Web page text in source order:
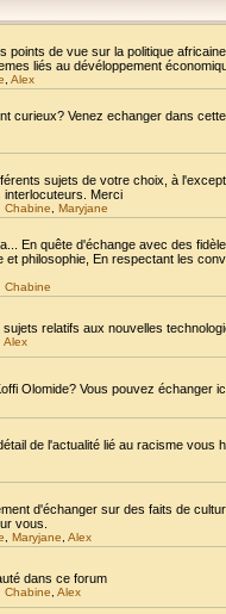
de vue sur la politique
liés au dévéloppement
Alex
curieux? Venez echanger dans
sujets de votre choix, à
interlocuteurs. Merci
Chabine Maryjane
En quête d'échange avec des
et philosophie, En respectant les
Chabine
relatifs aux nouvelles
Alex
Olomide? Vous pouvez échanger
de l'actualité lié au racisme
d'échanger sur des faits de
vous.
Maryjane Alex
dans ce forum
Chabine Alex